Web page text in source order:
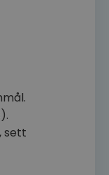
sett